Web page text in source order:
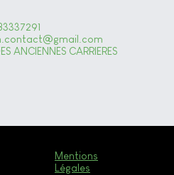
ANCIENNES CARRIERES
Mentions
Légales